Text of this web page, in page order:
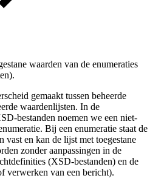
waarden van de enumeraties
gemaakt tussen beheerde
waardenlijsten. In de
bestanden noemen we een niet-
Bij een enumeratie staat de
vast en kan de lijst met toegestane
zonder aanpassingen in de
(XSD-bestanden) en de
verwerken van een bericht).